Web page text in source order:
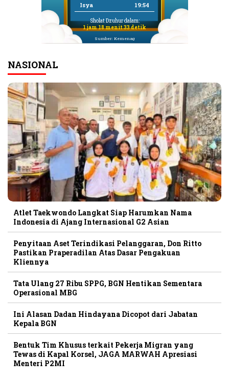
Isya 19:54
Sholat Dzuhur dalam:
1 jam 18 menit 32 detik
Sumber: Kemenag
NASIONAL
Atlet Taekwondo Langkat Siap Harumkan Nama
Indonesia di Ajang Internasional G2 Asian
Penyitaan Aset Terindikasi Pelanggaran, Don Ritto
Pastikan Praperadilan Atas Dasar Pengakuan
Kliennya
Tata Ulang 27 Ribu SPPG, BGN Hentikan Sementara
Operasional MBG
Ini Alasan Dadan Hindayana Dicopot dari Jabatan
Kepala BGN
Bentuk Tim Khusus terkait Pekerja Migran yang
Tewas di Kapal Korsel, JAGA MARWAH Apresiasi
Menteri P2MI